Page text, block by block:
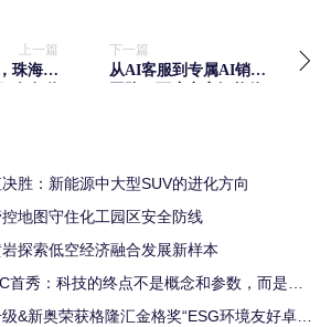
上一篇
珠海华
下一篇
从AI客服到专属AI销售
胜：新能源中大型SUV的进化方向
地图守住化工园区安全防线
探索低空经济融合发展新样本
首秀：科技的终点不是概念和参数，而是人
&新奥荣获格隆汇金格奖“ESG环境友好卓越